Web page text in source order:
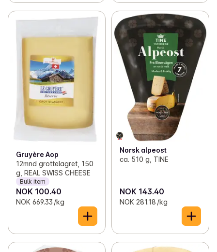
Gruyère Aop
12mnd grottelagret, 150
g, REAL SWISS CHEESE
Bulk item
NOK 100.40
NOK 669.33 /kg
Norsk alpeost
ca. 510 g, TINE
NOK 143.40
NOK 281.18 /kg